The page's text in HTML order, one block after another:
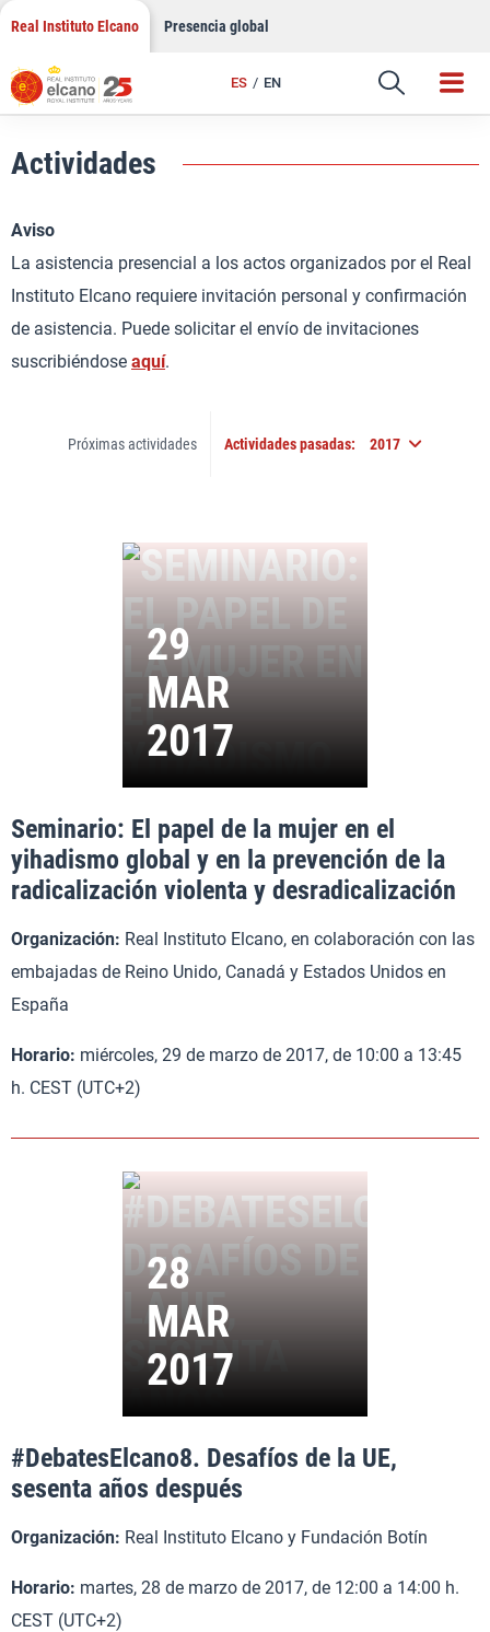
Saltar
contenido
Real Instituto Elcano Presencia global
ES EN
Actividades
Aviso
La asistencia presencial a los actos organizados por el Real
Instituto Elcano requiere invitación personal y confirmación
de asistencia. Puede solicitar el envío de invitaciones
suscribiéndose aquí.
Próximas actividades Actividades pasadas: 2017
Seminario: El papel de la mujer en el
yihadismo global y en la prevención de la
radicalización violenta y desradicalización
Organización: Real Instituto Elcano, en colaboración con las
embajadas de Reino Unido, Canadá y Estados Unidos en
España
Horario: miércoles, 29 de marzo de 2017, de 10:00 a 13:45
h. CEST (UTC+2)
#DebatesElcano8. Desafíos de la UE,
sesenta años después
Organización: Real Instituto Elcano y Fundación Botín
Horario: martes, 28 de marzo de 2017, de 12:00 a 14:00 h.
CEST (UTC+2)